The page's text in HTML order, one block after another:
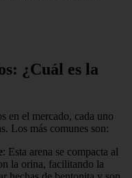
¿Cuál es la
en el mercado, cada uno
Los más comunes son:
: Esta arena se compacta al
la orina, facilitando la